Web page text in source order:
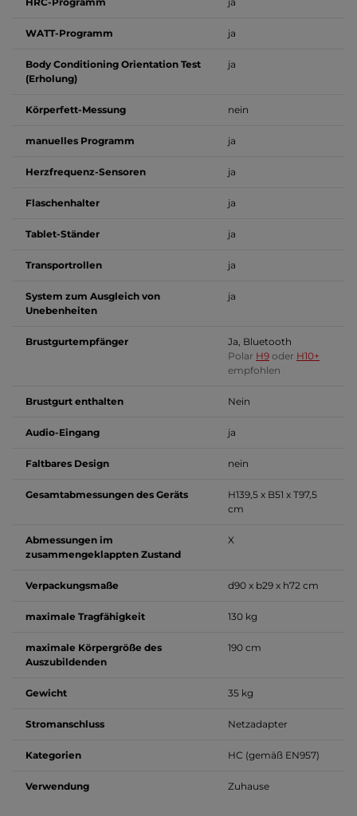
WATT-Programm ja
Body Conditioning Orientation Test
(Erholung)
ja
Körperfett-Messung nein
manuelles Programm ja
Herzfrequenz-Sensoren ja
Flaschenhalter ja
Tablet-Ständer ja
Transportrollen ja
System zum Ausgleich von
Unebenheiten
ja
Brustgurtempfänger
Ja, Bluetooth
Polar H9 oder H10+
empfohlen
Brustgurt enthalten Nein
Audio-Eingang ja
Faltbares Design nein
Gesamtabmessungen des Geräts
H139,5 x B51 x T97,5
cm
Abmessungen im
zusammengeklappten Zustand
X
Verpackungsmaße d90 x b29 x h72 cm
maximale Tragfähigkeit 130 kg
maximale Körpergröße des
Auszubildenden
190 cm
Gewicht 35 kg
Stromanschluss Netzadapter
Kategorien HC (gemäß EN957)
Verwendung Zuhause